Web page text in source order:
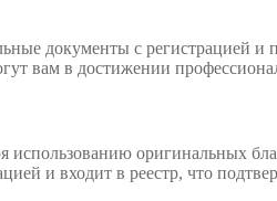
документы с регистрацией и
вам в достижении
использованию оригинальных
и входит в реестр, что